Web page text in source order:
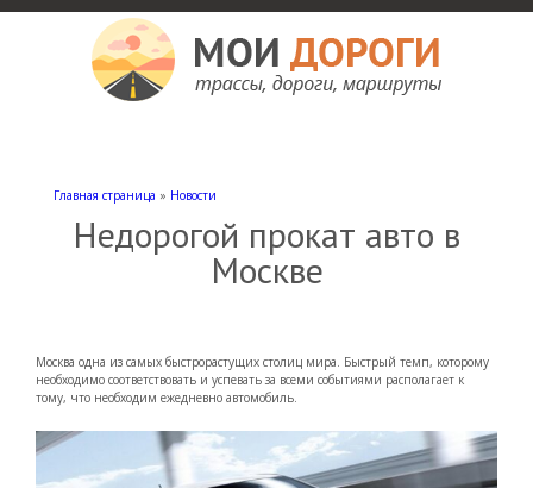
Главная страница » Новости
Недорогой прокат авто в
Москве
Москва одна из самых быстрорастущих столиц мира. Быстрый темп, которому
необходимо соответствовать и успевать за всеми событиями располагает к
тому, что необходим ежедневно автомобиль.